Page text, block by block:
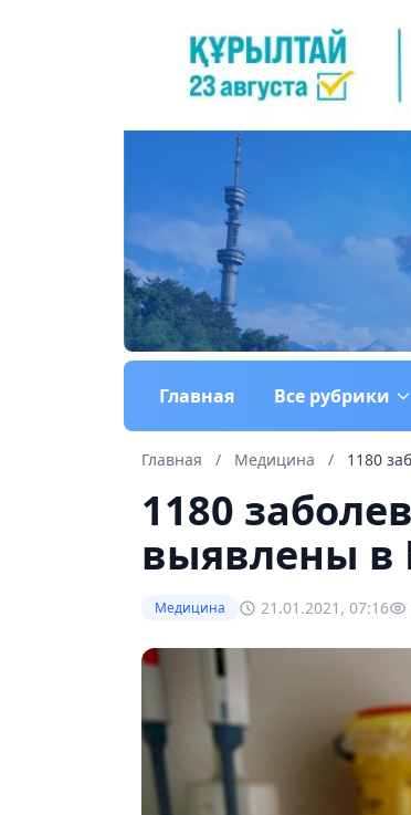
Главная Все рубрики
Главная / Медицина / 1180
1180
выявлены в
Медицина 21.01.2021, 07:16